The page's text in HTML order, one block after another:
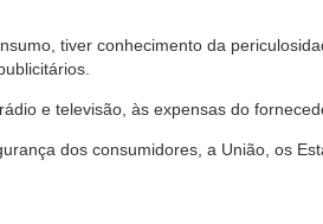
tiver conhecimento da
e televisão, às expensas do
dos consumidores, a União, os